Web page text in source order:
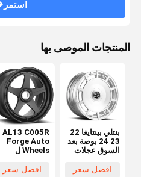
استمر
المنتجات الموصى بها
بنتلي بينتايغا 22
23 24 بوصة بعد
السوق عجلات
افضل سعر
AL13 C005R
Forge Auto
Wheels ل
Huracan Audi
افضل سعر